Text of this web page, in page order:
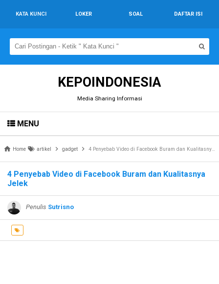
KATA KUNCI LOKER SOAL DAFTAR ISI
KEPOINDONESIA
Media Sharing Informasi
MENU
Home artikel gadget 4 Penyebab Video di Facebook Buram dan Kualitasnya Jelek
4 Penyebab Video di Facebook Buram dan Kualitasnya
Jelek
Penulis Sutrisno